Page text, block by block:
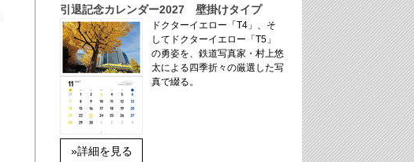
引退記念カレンダー2027 壁掛けタイプ
»詳細を見る
ドクターイエロー「T4」、そ
してドクターイエロー「T5」
の勇姿を、鉄道写真家・村上悠
太による四季折々の厳選した写
真で綴る。